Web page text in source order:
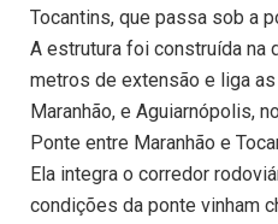
Tocantins, que passa sob a
A estrutura foi construída na
metros de extensão e liga
Maranhão, e Aguiarnópolis,
Ponte entre Maranhão e
Ela integra o corredor
condições da ponte vinham